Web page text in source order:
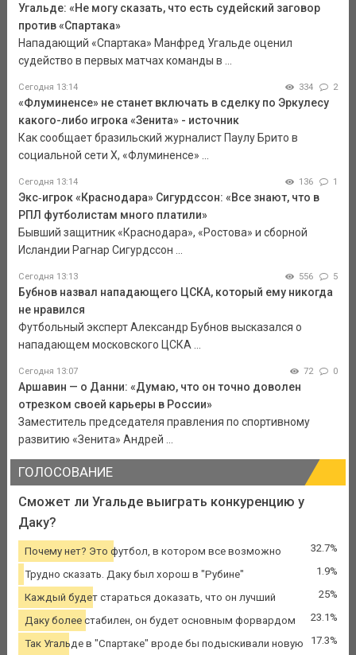
Угальде: «Не могу сказать, что есть судейский заговор
против «Спартака»
Нападающий «Спартака» Манфред Угальде оценил
судейство в первых матчах команды в ...
Сегодня 13:14 334 2
«Флуминенсе» не станет включать в сделку по Эркулесу
какого-либо игрока «Зенита» - источник
Как сообщает бразильский журналист Паулу Брито в
социальной сети Х, «Флуминенсе» ...
Сегодня 13:14 136 1
Экс‑игрок «Краснодара» Сигурдссон: «Все знают, что в
РПЛ футболистам много платили»
Бывший защитник «Краснодара», «Ростова» и сборной
Исландии Рагнар Сигурдссон ...
Сегодня 13:13 556 5
Бубнов назвал нападающего ЦСКА, который ему никогда
не нравился
Футбольный эксперт Александр Бубнов высказался о
нападающем московского ЦСКА ...
Сегодня 13:07 72 0
Аршавин — о Данни: «Думаю, что он точно доволен
отрезком своей карьеры в России»
Заместитель председателя правления по спортивному
развитию «Зенита» Андрей ...
ГОЛОСОВАНИЕ
Сможет ли Угальде выиграть конкуренцию у
Даку?
Почему нет? Это футбол, в котором все возможно 32.7%
Трудно сказать. Даку был хорош в "Рубине" 1.9%
Каждый будет стараться доказать, что он лучший 25%
Даку более стабилен, он будет основным форвардом 23.1%
Так Угальде в "Спартаке" вроде бы подыскивали новую
17.3%